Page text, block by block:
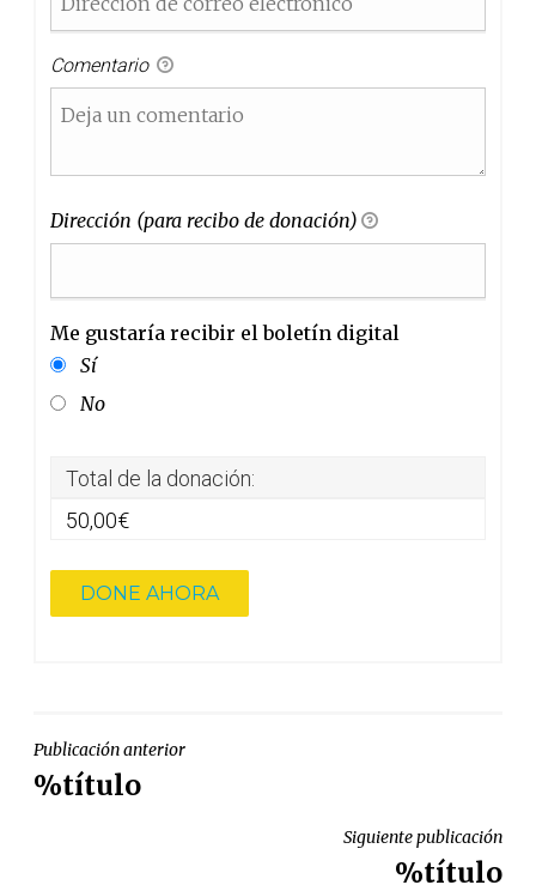
Comentario
Dirección (para recibo de donación)
Me gustaría recibir el boletín digital
Me gustaría recibir el boletín digital
Sí
No
Total de la donación:
50,00€
NAVEGACIÓN
DE
Publicación anterior
%título
Siguiente publicación
%título